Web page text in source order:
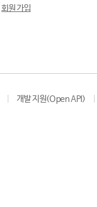
회원 가입
개발 지원(Open API)